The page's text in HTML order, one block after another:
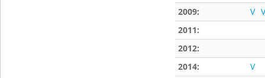
2009: V
2011:
2012:
2014:
V